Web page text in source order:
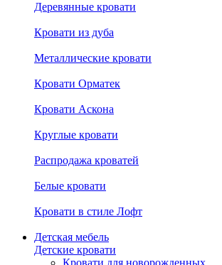
Деревянные кровати
Кровати из дуба
Металлические кровати
Кровати Орматек
Кровати Аскона
Круглые кровати
Распродажа кроватей
Белые кровати
Кровати в стиле Лофт
Детская мебель
Детские кровати